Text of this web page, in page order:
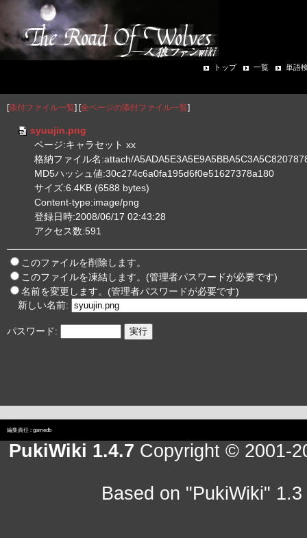
トップ 一覧 単語
[添付ファイル一覧] [全ページの添付ファイル一覧]
syuujin.png
ページ:キャラセット xx
格納ファイル名:attach/
MD5ハッシュ値:30c274c6a0fa195d6f0e51627378a180
サイズ:6.4KB (6588 bytes)
Content-type:image/png
登録日時:2008/06/17 02:43:28
アクセス数:591
このファイルを削除します。
このファイルを凍結します。(管理者パスワードが必要です)
名前を変更します。(管理者パスワードが必要です)
新しい名前:
パスワード:
編集責任 : gamedb
PukiWiki 1.4.7 Copyright © 2001-
Based on "PukiWiki"